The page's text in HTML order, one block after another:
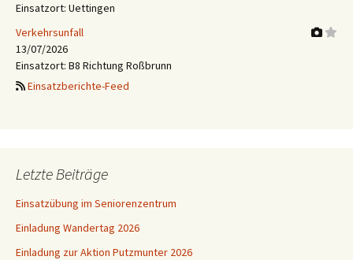
Einsatzort: Uettingen
Verkehrsunfall
13/07/2026
Einsatzort: B8 Richtung Roßbrunn
Einsatzberichte-Feed
Letzte Beiträge
Einsatzübung im Seniorenzentrum
Einladung Wandertag 2026
Einladung zur Aktion Putzmunter 2026